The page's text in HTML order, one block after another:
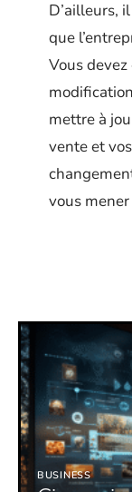
D’ailleurs,
que
Vous
mettre à
vente et
vous
BUSINESS